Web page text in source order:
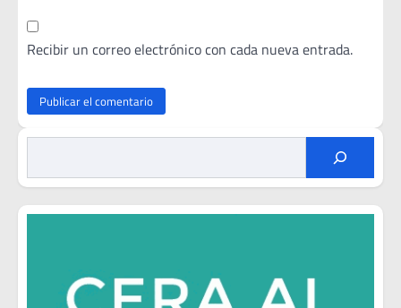
Recibir un correo electrónico con cada nueva entrada.